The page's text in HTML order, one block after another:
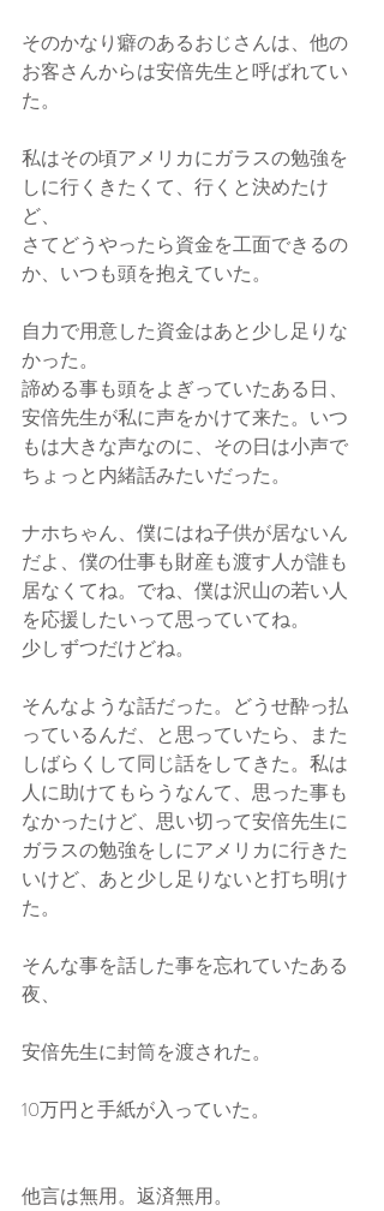
そのかなり癖のあるおじさんは、他の
お客さんからは安倍先生と呼ばれてい
た。
私はその頃アメリカにガラスの勉強を
しに行くきたくて、行くと決めたけ
ど、
さてどうやったら資金を工面できるの
か、いつも頭を抱えていた。
自力で用意した資金はあと少し足りな
かった。
諦める事も頭をよぎっていたある日、
安倍先生が私に声をかけて来た。いつ
もは大きな声なのに、その日は小声で
ちょっと内緒話みたいだった。
ナホちゃん、僕にはね子供が居ないん
だよ、僕の仕事も財産も渡す人が誰も
居なくてね。でね、僕は沢山の若い人
を応援したいって思っていてね。
少しずつだけどね。
そんなような話だった。どうせ酔っ払
っているんだ、と思っていたら、また
しばらくして同じ話をしてきた。私は
人に助けてもらうなんて、思った事も
なかったけど、思い切って安倍先生に
ガラスの勉強をしにアメリカに行きた
いけど、あと少し足りないと打ち明け
た。
そんな事を話した事を忘れていたある
夜、
安倍先生に封筒を渡された。
10万円と手紙が入っていた。
他言は無用。返済無用。